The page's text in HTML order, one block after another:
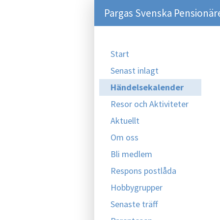
Pargas Svenska
Start
Senast inlagt
Händelsekalender
Resor och Aktiviteter
Aktuellt
Om oss
Bli medlem
Respons postlåda
Hobbygrupper
Senaste träff